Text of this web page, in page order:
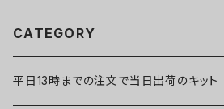
CATEGORY
平日13時までの注文で当日出荷のキット